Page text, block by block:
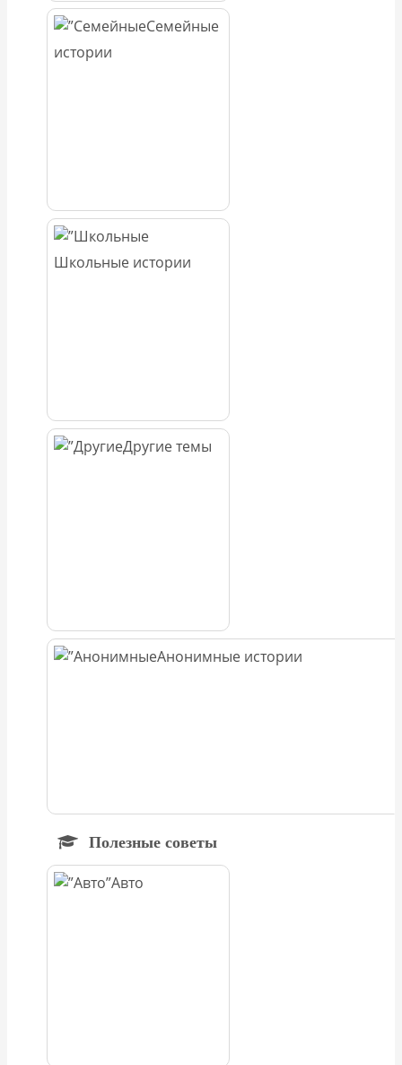
Семейные
истории
Школьные истории
Другие темы
Анонимные истории
Полезные советы
Авто